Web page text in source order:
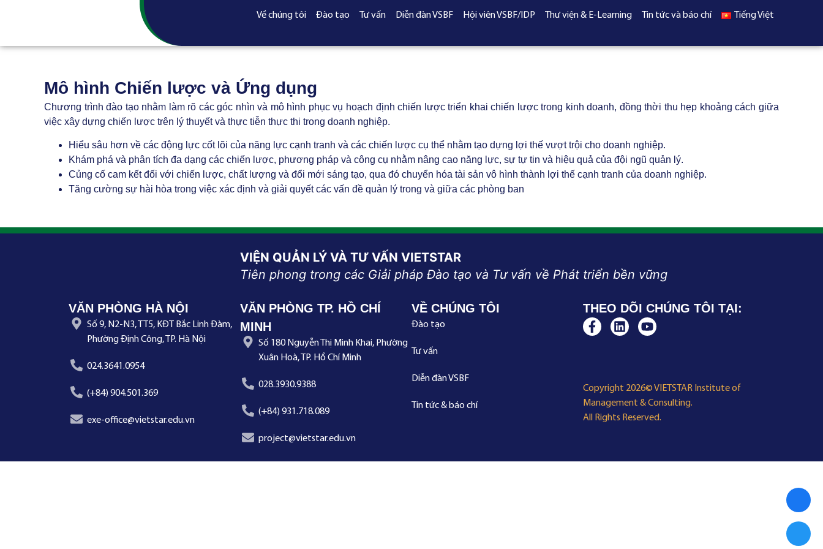
Về chúng tôi Đào tạo Tư vấn Diễn đàn VSBF Hội viên VSBF/IDP Thư viện & E-Learning Tin tức và báo chí Tiếng Việt
Mô hình Chiến lược và Ứng dụng
Chương trình đào tạo nhằm làm rõ các góc nhìn và mô hình phục vụ hoạch định chiến lược triển khai chiến lược trong kinh doanh, đồng thời thu hẹp khoảng cách giữa
việc xây dựng chiến lược trên lý thuyết và thực tiễn thực thi trong doanh nghiệp.
Hiểu sâu hơn về các động lực cốt lõi của năng lực cạnh tranh và các chiến lược cụ thể nhằm tạo dựng lợi thế vượt trội cho doanh nghiệp.
Khám phá và phân tích đa dạng các chiến lược, phương pháp và công cụ nhằm nâng cao năng lực, sự tự tin và hiệu quả của đội ngũ quản lý.
Củng cố cam kết đối với chiến lược, chất lượng và đổi mới sáng tạo, qua đó chuyển hóa tài sản vô hình thành lợi thế cạnh tranh của doanh nghiệp.
Tăng cường sự hài hòa trong việc xác định và giải quyết các vấn đề quản lý trong và giữa các phòng ban
VIỆN QUẢN LÝ VÀ TƯ VẤN VIETSTAR
Tiên phong trong các Giải pháp Đào tạo và Tư vấn về Phát triển bền vững
VĂN PHÒNG HÀ NỘI
Số 9, N2-N3, TT5, KĐT Bắc Linh Đàm,
Phường Định Công, TP. Hà Nội
024.3641.0954
(+84) 904.501.369
exe-office@vietstar.edu.vn
VĂN PHÒNG TP. HỒ CHÍ
MINH
Số 180 Nguyễn Thị Minh Khai, Phường
Xuân Hoà, TP. Hồ Chí Minh
028.3930.9388
(+84) 931.718.089
project@vietstar.edu.vn
VỀ CHÚNG TÔI
Đào tạo
Tư vấn
Diễn đàn VSBF
Tin tức & báo chí
THEO DÕI CHÚNG TÔI TẠI:
Copyright 2026© VIETSTAR Institute of
Management & Consulting.
All Rights Reserved.